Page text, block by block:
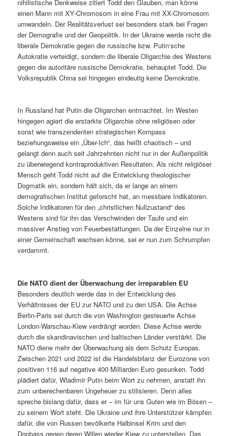
nihilistische Denkweise zitiert Todd den Glauben, man könne
einen Mann mit XY-Chromosom in eine Frau mit XX-Chromosom
umwandeln. Der Realitätsverlust sei besonders stark bei Fragen
der Demografie und der Geopolitik. In der Ukraine werde nicht die
liberale Demokratie gegen die russische bzw. Putin‘sche
Autokratie verteidigt, sondern die liberale Oligarchie des Westens
gegen die autoritäre russische Demokratie, behauptet Todd. Die
Volksrepublik China sei hingegen eindeutig keine Demokratie.
In Russland hat Putin die Oligarchen entmachtet. Im Westen
hingegen agiert die erstarkte Oligarchie ohne religiösen oder
sonst wie transzendenten strategischen Kompass
beziehungsweise ein „Über-Ich“, das heißt chaotisch – und
gelangt denn auch seit Jahrzehnten nicht nur in der Außenpolitik
zu überwiegend kontraproduktiven Resultaten. Als nicht religiöser
Mensch geht Todd nicht auf die Entwicklung theologischer
Dogmatik ein, sondern hält sich, da er lange an einem
demografischen Institut geforscht hat, an messbare Indikatoren.
Solche Indikatoren für den „christlichen Nullzustand“ des
Westens sind für ihn das Verschwinden der Taufe und ein
massiver Anstieg von Feuerbestattungen. Da der Einzelne nur in
einer Gemeinschaft wachsen könne, sei er nun zum Schrumpfen
verdammt.
Die NATO dient der Überwachung der irreparablen EU
Besonders deutlich werde das in der Entwicklung des
Verhältnisses der EU zur NATO und zu den USA. Die Achse
Berlin-Paris sei durch die von Washington gesteuerte Achse
London-Warschau-Kiew verdrängt worden. Diese Achse werde
durch die skandinavischen und baltischen Länder verstärkt. Die
NATO diene mehr der Überwachung als dem Schutz Europas.
Zwischen 2021 und 2022 ist die Handelsbilanz der Eurozone von
positiven 116 auf negative 400 Milliarden Euro gesunken. Todd
plädiert dafür, Wladimir Putin beim Wort zu nehmen, anstatt ihn
zum unberechenbaren Ungeheuer zu stilisieren. Denn alles
spreche bislang dafür, dass er – im für uns Guten wie im Bösen –
zu seinem Wort steht. Die Ukraine und ihre Unterstützer kämpfen
dafür, die von Russen bevölkerte Halbinsel Krim und den
Donbass gegen deren Willen wieder Kiew zu unterstellen. Das